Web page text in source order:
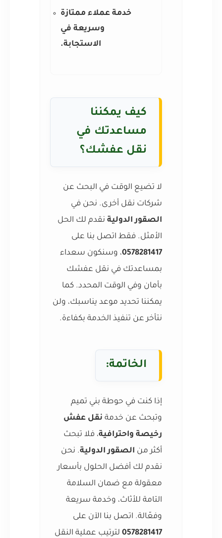
خدمة عملاء ممتازة
وسريعة في
الاستجابة.
كيف يمكننا
مساعدتك في
نقل عفشك؟
لا تضيع الوقت في البحث عن
شركات نقل أخرى. نحن في
الصقور الدولية نقدم لك الحل
الأمثل. فقط اتصل بنا على
0578281417، وسنكون سعداء
بمساعدتك في نقل عفشك
بأمان وفي الوقت المحدد. كما
يمكننا تحديد موعد يناسبك، ولن
نتأخر عن تنفيذ الخدمة بكفاءة.
الخاتمة:
إذا كنت في حوطة بني تميم
وتبحث عن خدمة نقل عفش
رخيصة واحترافية، فلا تبحث
أكثر من الصقور الدولية. نحن
نقدم لك أفضل الحلول بأسعار
معقولة مع ضمان السلامة
التامة للأثاث، وخدمة سريعة
وفعّالة. اتصل بنا الآن على
0578281417 لترتيب عملية النقل